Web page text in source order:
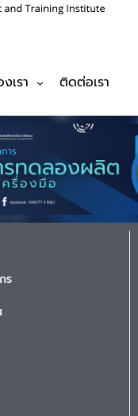
เรา ติดต่อเรา
ร